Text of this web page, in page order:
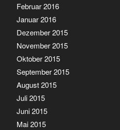
Februar 2016
Januar 2016
Dezember 2015
November 2015
Oktober 2015
September 2015
August 2015
Juli 2015
Juni 2015
Mai 2015